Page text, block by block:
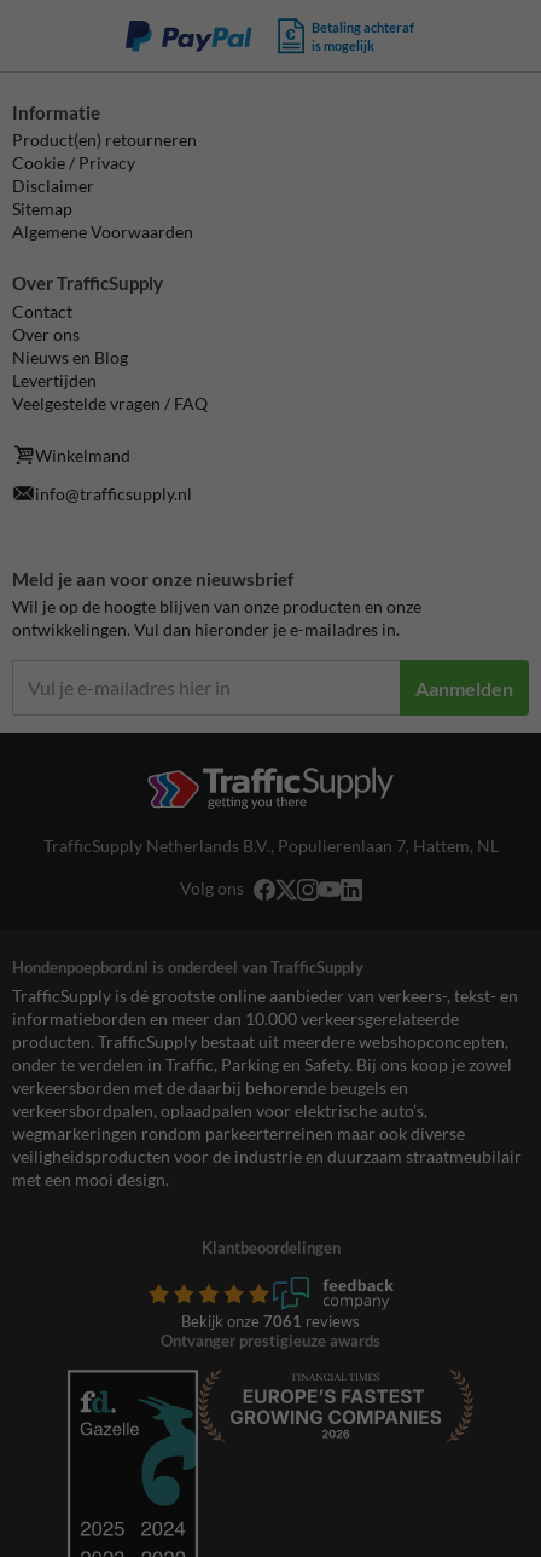
Betaling achteraf
is mogelijk
Informatie
Product(en) retourneren
Cookie / Privacy
Disclaimer
Sitemap
Algemene Voorwaarden
Over TrafficSupply
Contact
Over ons
Nieuws en Blog
Levertijden
Veelgestelde vragen / FAQ
Winkelmand
info@trafficsupply.nl
Meld je aan voor onze nieuwsbrief
Wil je op de hoogte blijven van onze producten en onze
ontwikkelingen. Vul dan hieronder je e-mailadres in.
Aanmelden
TrafficSupply Netherlands B.V., Populierenlaan 7, Hattem, NL
Volg ons
Hondenpoepbord.nl is onderdeel van TrafficSupply
TrafficSupply is dé grootste online aanbieder van verkeers-, tekst- en
informatieborden en meer dan 10.000 verkeersgerelateerde
producten. TrafficSupply bestaat uit meerdere webshopconcepten,
onder te verdelen in Traffic, Parking en Safety. Bij ons koop je zowel
verkeersborden met de daarbij behorende beugels en
verkeersbordpalen, oplaadpalen voor elektrische auto’s,
wegmarkeringen rondom parkeerterreinen maar ook diverse
veiligheidsproducten voor de industrie en duurzaam straatmeubilair
met een mooi design.
Klantbeoordelingen
Bekijk onze 7061 reviews
Ontvanger prestigieuze awards